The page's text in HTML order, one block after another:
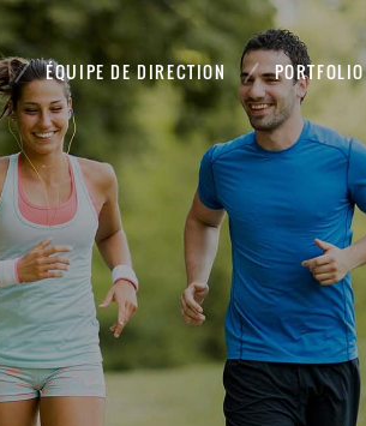
ÉQUIPE DE DIRECTION PORTFOLIO